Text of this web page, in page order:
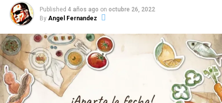
Published 4 años ago on octubre 26, 2022
By Angel Fernandez